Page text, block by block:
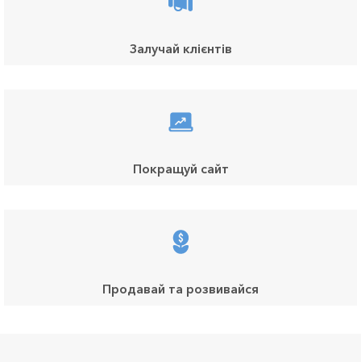
Залучай клієнтів
Покращуй сайт
Продавай та розвивайся